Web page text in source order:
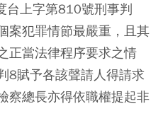
台上字第810號刑事判
案犯罪情節最嚴重，且其
正當法律程序要求之情
8賦予各該聲請人得請求
察總長亦得依職權提起非